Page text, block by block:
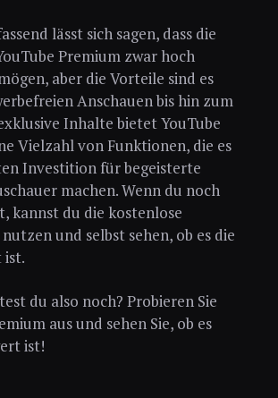
lässt sich sagen, dass die
Premium zwar hoch
aber die Vorteile sind es
Anschauen bis hin zum
Inhalte bietet YouTube
Vielzahl von Funktionen, die es
Investition für begeisterte
machen. Wenn du noch
kannst du die kostenlose
und selbst sehen, ob es die
ist.
du also noch? Probieren Sie
aus und sehen Sie, ob es
ist!